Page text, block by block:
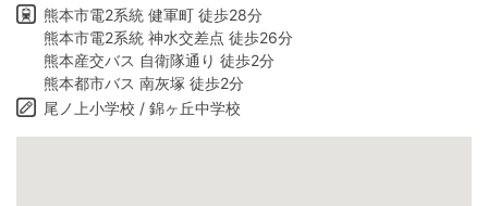
熊本市電2系統 健軍町 徒歩28分
熊本市電2系統 神水交差点 徒歩26分
熊本産交バス 自衛隊通り 徒歩2分
熊本都市バス 南灰塚 徒歩2分
尾ノ上小学校 / 錦ヶ丘中学校